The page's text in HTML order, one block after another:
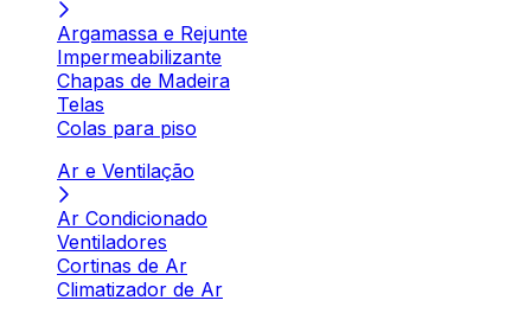
Argamassa e Rejunte
Impermeabilizante
Chapas de Madeira
Telas
Colas para piso
Ar e Ventilação
Ar Condicionado
Ventiladores
Cortinas de Ar
Climatizador de Ar